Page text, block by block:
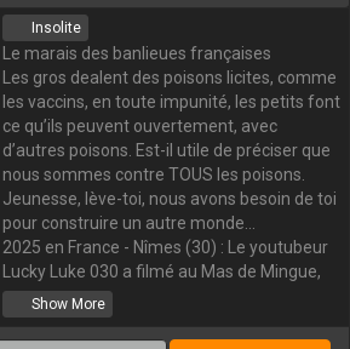
Insolite
Le marais des banlieues françaises
Les gros dealent des poisons licites, comme
les vaccins, en toute impunité, les petits font
ce qu’ils peuvent ouvertement, avec
d’autres poisons. Est-il utile de préciser que
nous sommes contre TOUS les poisons.
Jeunesse, lève-toi, nous avons besoin de toi
pour construire un autre monde…
2025 en France - Nîmes (30) : Le youtubeur
Lucky Luke 030 a filmé au Mas de Mingue,
l'un des plus grands points de deal en
France.
Sources :https://vk.com/feed?w=wall-
Show More